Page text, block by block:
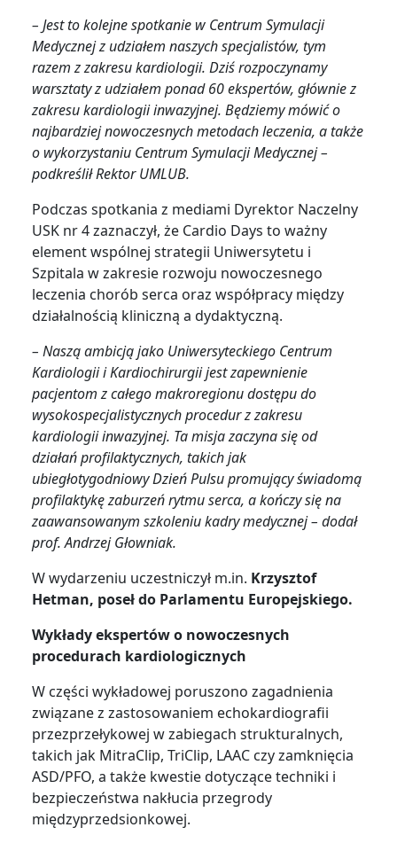
– Jest to kolejne spotkanie w Centrum Symulacji
Medycznej z udziałem naszych specjalistów, tym
razem z zakresu kardiologii. Dziś rozpoczynamy
warsztaty z udziałem ponad 60 ekspertów, głównie z
zakresu kardiologii inwazyjnej. Będziemy mówić o
najbardziej nowoczesnych metodach leczenia, a także
o wykorzystaniu Centrum Symulacji Medycznej –
podkreślił Rektor UMLUB.
Podczas spotkania z mediami Dyrektor Naczelny
USK nr 4 zaznaczył, że Cardio Days to ważny
element wspólnej strategii Uniwersytetu i
Szpitala w zakresie rozwoju nowoczesnego
leczenia chorób serca oraz współpracy między
działalnością kliniczną a dydaktyczną.
– Naszą ambicją jako Uniwersyteckiego Centrum
Kardiologii i Kardiochirurgii jest zapewnienie
pacjentom z całego makroregionu dostępu do
wysokospecjalistycznych procedur z zakresu
kardiologii inwazyjnej. Ta misja zaczyna się od
działań profilaktycznych, takich jak
ubiegłotygodniowy Dzień Pulsu promujący świadomą
profilaktykę zaburzeń rytmu serca, a kończy się na
zaawansowanym szkoleniu kadry medycznej – dodał
prof. Andrzej Głowniak.
W wydarzeniu uczestniczył m.in. Krzysztof
Hetman, poseł do Parlamentu Europejskiego.
Wykłady ekspertów o nowoczesnych
procedurach kardiologicznych
W części wykładowej poruszono zagadnienia
związane z zastosowaniem echokardiografii
przezprzełykowej w zabiegach strukturalnych,
takich jak MitraClip, TriClip, LAAC czy zamknięcia
ASD/PFO, a także kwestie dotyczące techniki i
bezpieczeństwa nakłucia przegrody
międzyprzedsionkowej.